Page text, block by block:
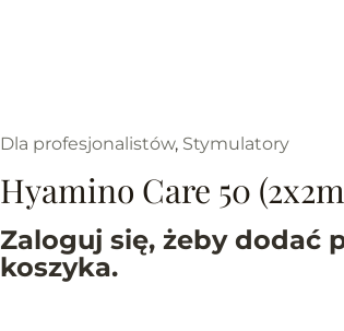
Dla profesjonalistów, Stymulatory
Hyamino Care 50
Zaloguj się, żeby dodać
koszyka.